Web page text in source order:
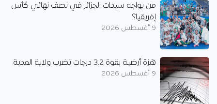
من يواجه سيدات الجزائر في نصف نهائي كأس
إفريقيا؟
9 أغسطس 2026
هزة أرضية بقوة 3.2 درجات تضرب ولاية المدية
9 أغسطس 2026